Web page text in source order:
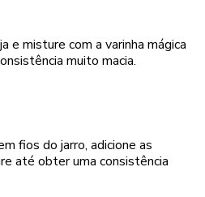
e misture com a varinha mágica
muito macia.
fios do jarro, adicione as
até obter uma consistência